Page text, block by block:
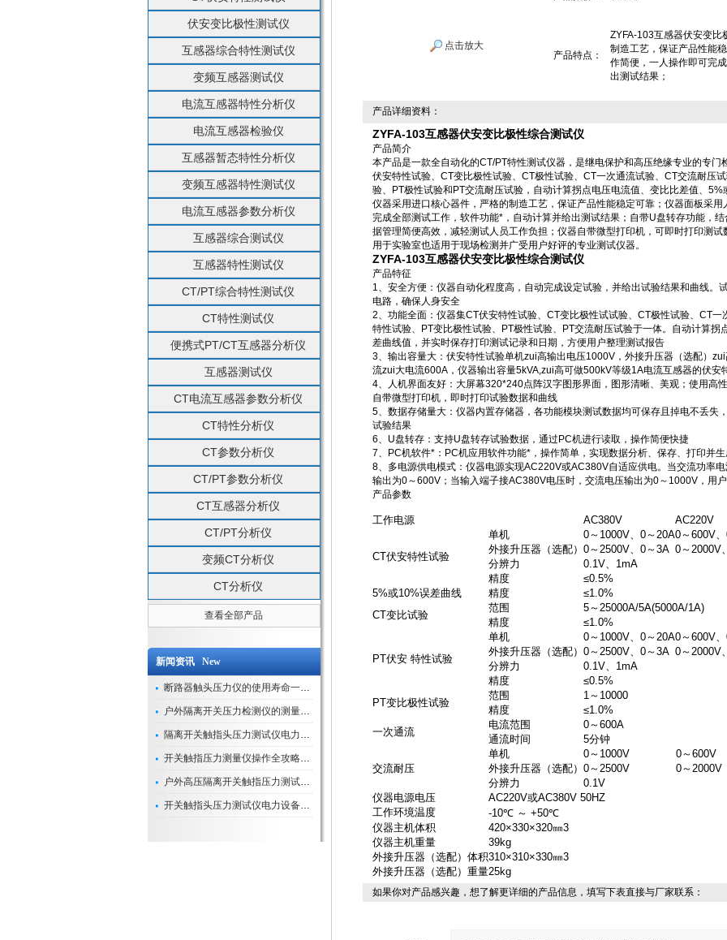
伏安变比极性测试仪
互感器综合特性测试仪
变频互感器测试仪
电流互感器特性分析仪
电流互感器检验仪
互感器暂态特性分析仪
变频互感器特性测试仪
电流互感器参数分析仪
互感器综合测试仪
互感器特性测试仪
CT/PT综合特性测试仪
CT特性测试仪
便携式PT/CT互感器分析仪
互感器测试仪
CT电流互感器参数分析仪
CT特性分析仪
CT参数分析仪
CT/PT参数分析仪
CT互感器分析仪
CT/PT分析仪
变频CT分析仪
CT分析仪
查看全部产品
新闻资讯 New
断路器触头压力仪的使用寿命一般是多久？
户外隔离开关压力检测仪的测量数据如何与GIS系统对接实现智能化运维？
隔离开关触指头压力测试仪电力系统安全运行的“定海神针”
开关触指压力测量仪操作全攻略：从准备到精准测量的实战指南
户外高压隔离开关触指压力测试仪的作用与价值
开关触指头压力测试仪电力设备安全的“隐形守护者”
点击放大
产品特点：
ZYFA-103互感器伏安变比
制造工艺，保证产品性能
作简便，一人操作即可完
出测试结果；
产品详细资料：
ZYFA-103互感器伏安变比极性综合测试仪
产品简介
本产品是一款全自动化的CT/PT特性测试仪器，是继电保护和高压绝缘专业的专
伏安特性试验、CT变比极性试验、CT极性试验、CT一次通流试验、CT交流耐压
验、PT极性试验和PT交流耐压试验，自动计算拐点电压电流值、变比比差值、
仪器采用进口核心器件，严格的制造工艺，保证产品性能稳定可靠；仪器面板采
完成全部测试工作，软件功能*，自动计算并给出测试结果；自带U盘转存功能，
据管理简便高效，减轻测试人员工作负担；仪器自带微型打印机，可即时打印测
用于实验室也适用于现场检测并广受用户好评的专业测试仪器。
ZYFA-103互感器伏安变比极性综合测试仪
产品特征
1、安全方便：仪器自动化程度高，自动完成设定试验，并给出试验结果和曲线。
电路，确保人身安全
2、功能全面：仪器集CT伏安特性试验、CT变比极性试试验、CT极性试验、CT
特性试验、PT变比极性试验、PT极性试验、PT交流耐压试验于一体。自动计算
差曲线值，并实时保存打印测试记录和日期，方便用户整理测试报告
3、输出容量大：伏安特性试验单机zui高输出电压1000V，外接升压器（选配）
流zui大电流600A，仪器输出容量5kVA,zui高可做500kV等级1A电流互感器的伏安
4、人机界面友好：大屏幕320*240点阵汉字图形界面，图形清晰、美观；使用高
自带微型打印机，即时打印试验数据和曲线
5、数据存储量大：仪器内置存储器，各功能模块测试数据均可保存且掉电不丢失
试验结果
6、U盘转存：支持U盘转存试验数据，通过PC机进行读取，操作简便快捷
7、PC机软件*：PC机应用软件功能*，操作简单，实现数据分析、保存、打印并
8、多电源供电模式：仪器电源实现AC220V或AC380V自适应供电。当交流功率
输出为0～600V；当输入端子接AC380V电压时，交流电压输出为0～1000V，用
产品参数
工作电源 AC380V AC220V
CT伏安特性试验
单机 0～1000V、0～20A0～600V
外接升压器（选配） 0～2500V、0～3A 0～2000V
分辨力
0.1V、1mA
精度
≤0.5%
5%或10%误差曲线
精度
≤1.0%
CT变比试验
范围
5～25000A/5A(5000A/1A)
精度
≤1.0%
PT伏安 特性试验
单机 0～1000V、0～20A0～600V
外接升压器（选配） 0～2500V、0～3A 0～2000V
分辨力
0.1V、1mA
精度
≤0.5%
PT变比极性试验
范围
1～10000
精度
≤1.0%
一次通流
电流范围
0～600A
通流时间
5分钟
交流耐压
单机 0～1000V
0～600V
外接升压器（选配） 0～2500V
0～2000V
分辨力
0.1V
仪器电源电压
AC220V或AC380V 50HZ
工作环境温度
-10℃ ～ +50℃
仪器主机体积
420×330×320㎜3
仪器主机重量
39kg
外接升压器（选配）体积310×310×330㎜3
外接升压器（选配）重量25kg
如果你对产品感兴趣，想了解更详细的产品信息，填写下表直接与厂家联系：